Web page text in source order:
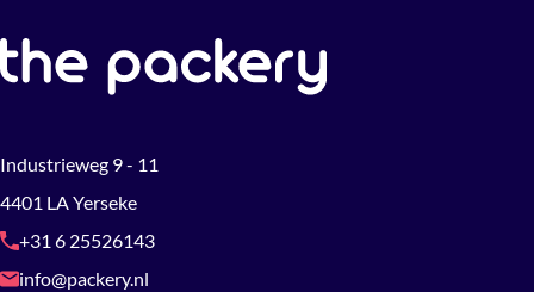
Industrieweg 9 - 11
4401 LA Yerseke
+31 6 25526143
info@packery.nl